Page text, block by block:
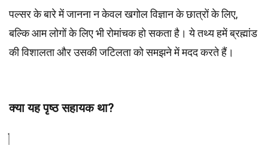
पल्सर के बारे में जानना न केवल खगोल विज्ञान के छात्रों के लिए,
बल्कि आम लोगों के लिए भी रोमांचक हो सकता है। ये तथ्य हमें ब्रह्मांड
की विशालता और उसकी जटिलता को समझने में मदद करते हैं।
क्या यह पृष्ठ सहायक था?